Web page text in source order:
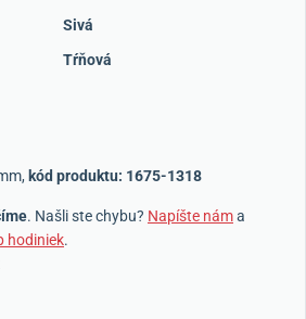
Sivá
Tŕňová
kód produktu: 1675-1318
. Našli ste chybu? Napíšte náma
hodiniek.